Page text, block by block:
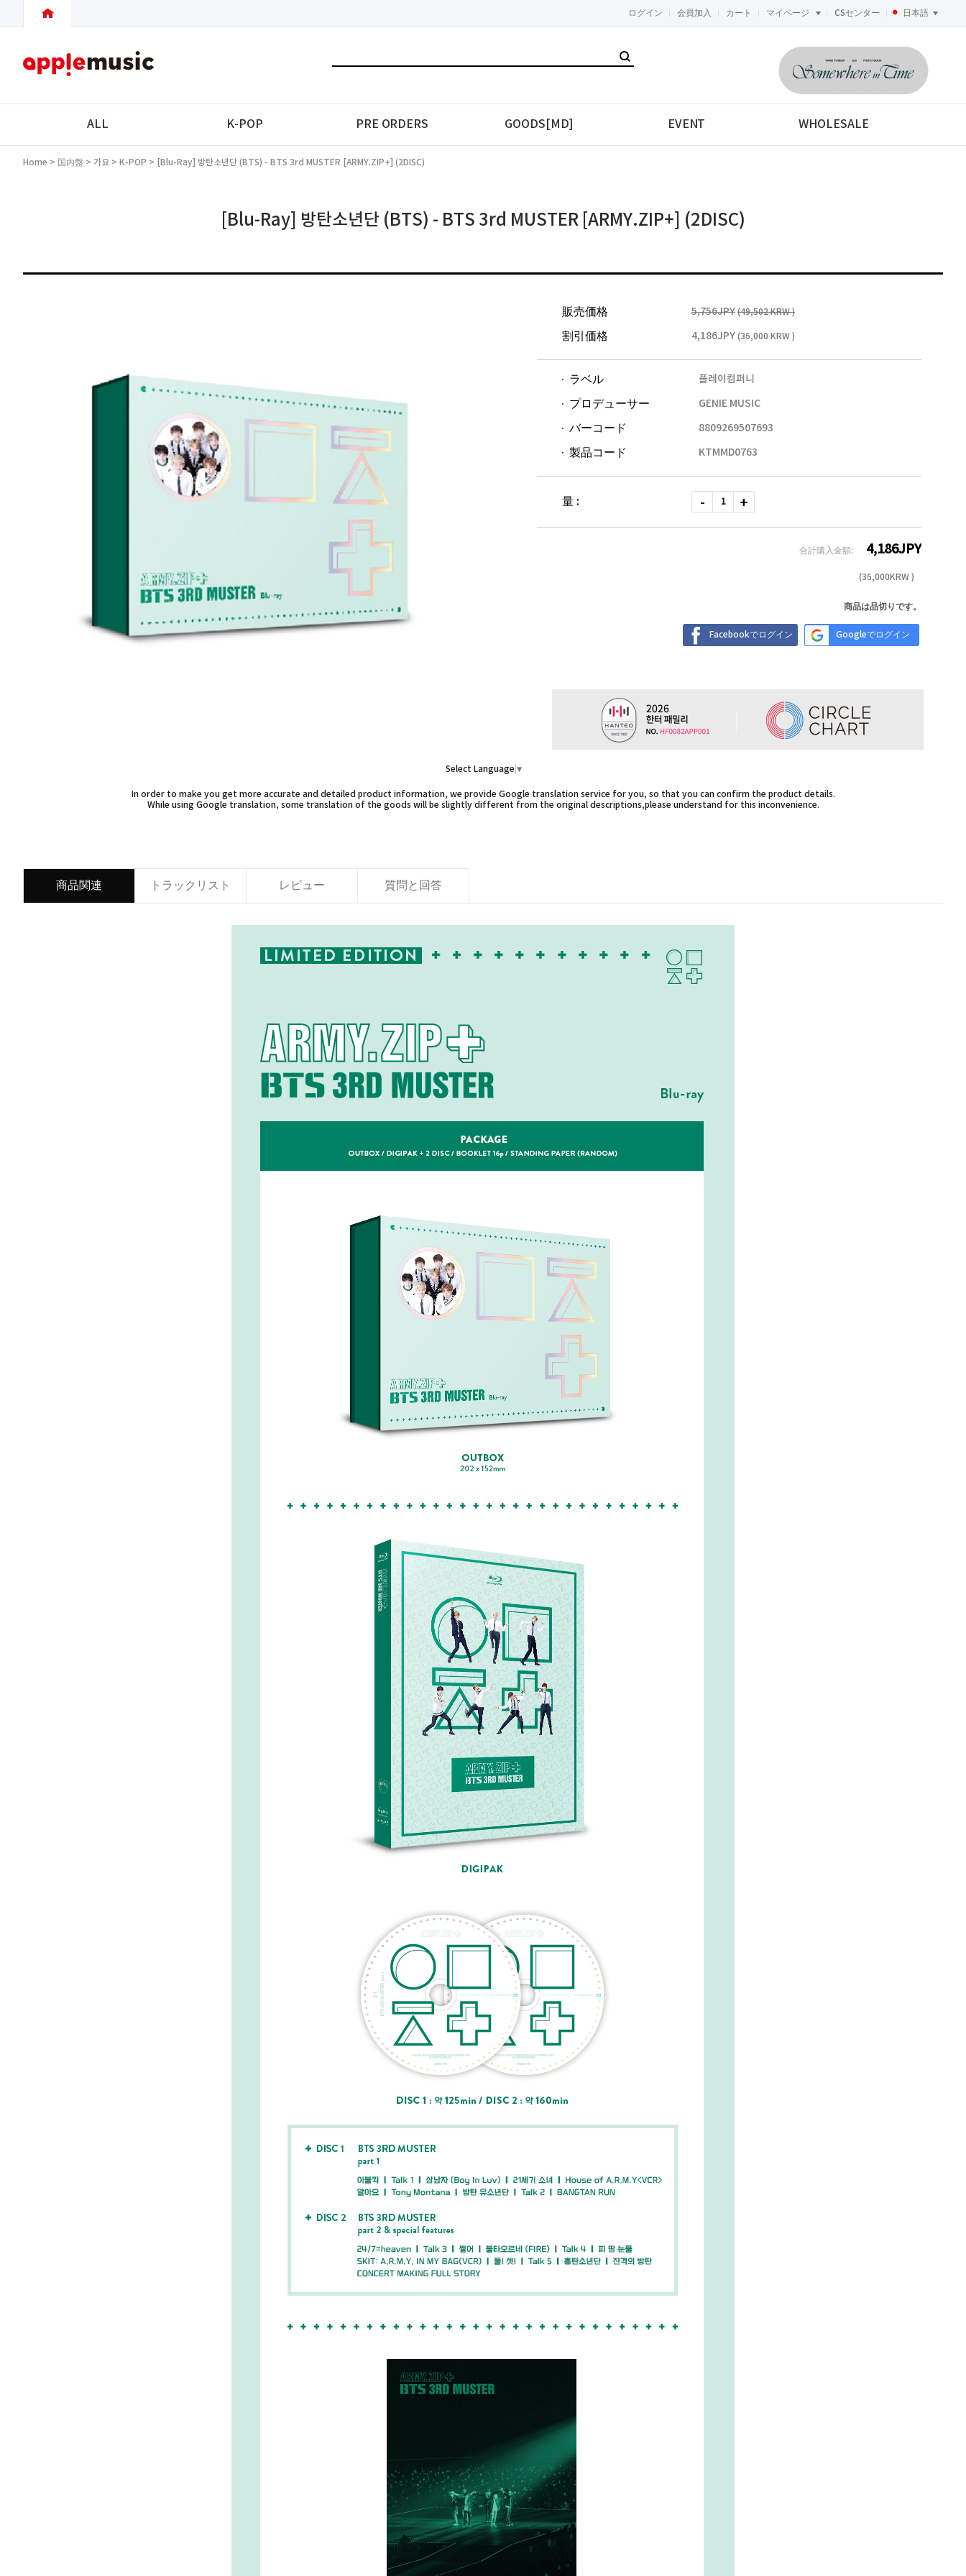
ログイン 会員加入 カート マイページ CSセンター 日本語
<-->
ALL K-POP PRE ORDERS GOODS[MD] EVENT WHOLESALE
Home > 国内盤 > 가요 > K-POP > [Blu-Ray] 방탄소년단 (BTS) - BTS 3rd MUSTER [ARMY.ZIP+] (2DISC)
[Blu-Ray] 방탄소년단 (BTS) - BTS 3rd MUSTER [ARMY.ZIP+] (2DISC)
販売価格 5,756JPY (49,502 KRW )
割引価格 4,186JPY (36,000 KRW )
ラベル 플레이컴퍼니
プロデューサー GENIE MUSIC
バーコード 8809269507693
製品コード KTMMD0763
量 :
合計購入金額: 4,186JPY
(36,000 KRW )
商品は品切りです。
Facebookでログイン Googleでログイン
Select Language ▼
In order to make you get more accurate and detailed product information, we provide Google translation service for you, so that you can confirm the product details.
While using Google translation, some translation of the goods will be slightly different from the original descriptions,please understand for this inconvenience.
商品関連 トラックリスト レビュー 質問と回答